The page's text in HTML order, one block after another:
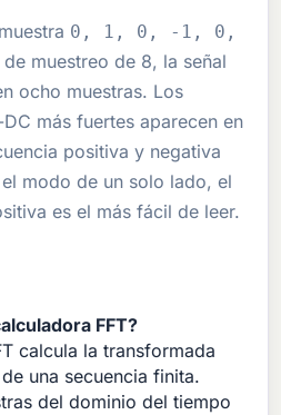
0, 1, 0, -1, 0,
de muestreo de 8, la señal
ocho muestras. Los
más fuertes aparecen en
positiva y negativa
modo de un solo lado, el
es el más fácil de leer.
FFT?
calcula la transformada
una secuencia finita.
del dominio del tiempo